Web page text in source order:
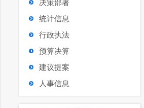
决策部署
统计信息
行政执法
预算决算
建议提案
人事信息